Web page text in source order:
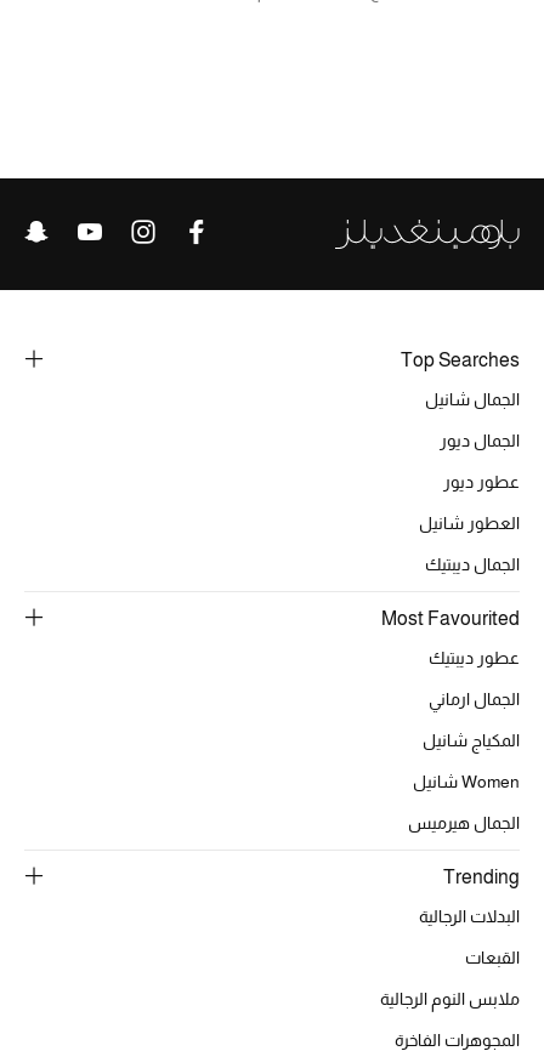
حصريًا عبر الإنترنت
جميع إصدارتنا النسائية
الحب للمحلي
الملابس الرياضية النسائية
حقائب وأحذية متطابقة
هدايا للنساء
جميع الملابس النسائية
جميع الأحذية النسائية
Top Searches
الجمال شانيل
الجمال ديور
عطور ديور
العطور شانيل
الجمال ديبتيك
Most Favourited
عطور ديبتيك
الجمال ارماني
المكياج شانيل
Women شانيل
الجمال هيرميس
Trending
البدلات الرجالية
القبعات
ملابس النوم الرجالية
المجوهرات الفاخرة